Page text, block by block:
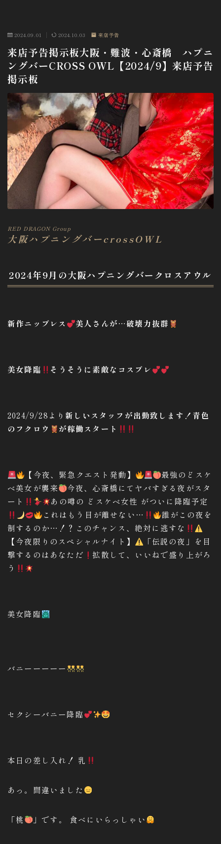
2024.09.01 2024.10.03 来店予告
来店予告掲示板大阪・難波・心斎橋 ハプニ
ングバーCROSS OWL【2024/9】来店予告
掲示板
RED DRAGON Group
大阪ハプニングバーcrossOWL
2024年9月の大阪ハプニングバークロスアウル
新作ニップレス 美人さんが…破壊力抜群
美女降臨 そうそうに素敵なコスプレ
2024/9/28より 新しいスタッフが出勤致します！青色
のフクロウ
が稼働スタート
【今夜、緊急クエスト発動】
最強のどスケ
ベ美女が襲来
今夜、心斎橋にてヤバすぎる夜がスタ
ート
あの噂の どスケベ女性 がついに降臨予定
これはもう目が離せない…
誰がこの夜を
制するのか…！？このチャンス、絶対に逃すな
【今夜限りのスペシャルナイト】
「伝説の夜」を目
撃するのはあなただ
拡散して、いいねで盛り上がろ
う
美女降臨
バニーーーーー
セクシーバニー降臨
本日の差し入れ！ 乳
あっ。間違いました
「桃 」です。 食べにいらっしゃい